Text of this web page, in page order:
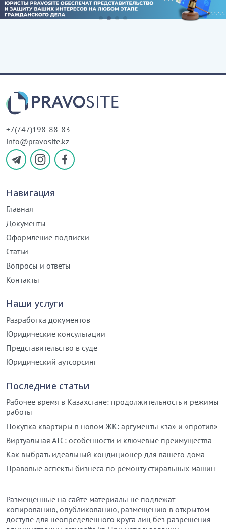
+7(747)198-88-83
info@pravosite.kz
Навигация
Главная
Документы
Оформление подписки
Статьи
Вопросы и ответы
Контакты
Наши услуги
Разработка документов
Юридические консультации
Представительство в суде
Юридический аутсорсинг
Последние статьи
Рабочее время в Казахстане: продолжительность и режимы
работы
Покупка квартиры в новом ЖК: аргументы «за» и «против»
Виртуальная АТС: особенности и ключевые преимущества
Как выбрать идеальный кондиционер для вашего дома
Правовые аспекты бизнеса по ремонту стиральных машин
Размещенные на сайте материалы не подлежат
копированию, опубликованию, размещению в открытом
доступе для неопределенного круга лиц без разрешения